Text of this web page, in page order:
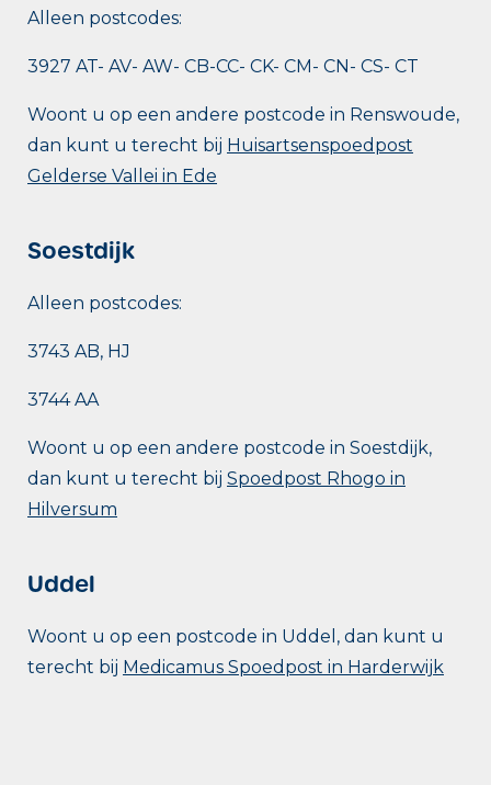
Alleen postcodes:
3927 AT- AV- AW- CB-CC- CK- CM- CN- CS- CT
Woont u op een andere postcode in Renswoude,
dan kunt u terecht bij Huisartsenspoedpost
Gelderse Vallei in Ede
Soestdijk
Alleen postcodes:
3743 AB, HJ
3744 AA
Woont u op een andere postcode in Soestdijk,
dan kunt u terecht bij Spoedpost Rhogo in
Hilversum
Uddel
Woont u op een postcode in Uddel, dan kunt u
terecht bij Medicamus Spoedpost in Harderwijk